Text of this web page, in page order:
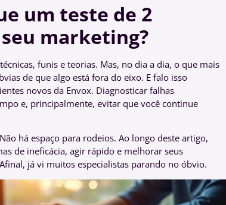
um teste de 2
marketing?
funis e teorias. Mas, no dia a dia, o que mais
de que algo está fora do eixo. E falo isso
novos da Envox. Diagnosticar falhas
e, principalmente, evitar que você continue
há espaço para rodeios. Ao longo deste artigo,
de ineficácia, agir rápido e melhorar seus
já vi muitos especialistas parando no óbvio.